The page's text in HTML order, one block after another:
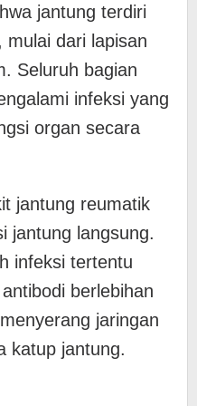
jantung terdiri
mulai dari lapisan
Seluruh bagian
infeksi yang
organ secara
jantung reumatik
jantung langsung.
infeksi tertentu
berlebihan
jaringan
katup jantung.